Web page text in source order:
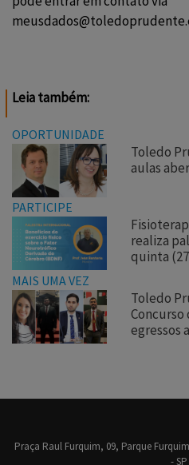
Leia também:
OPORTUNIDADE
Toledo
aulas
PARTICIPE
realiza
quinta
MAIS UMA VEZ
Toledo
egressos
Praça Raul Furquim, 09, Parque
- SP